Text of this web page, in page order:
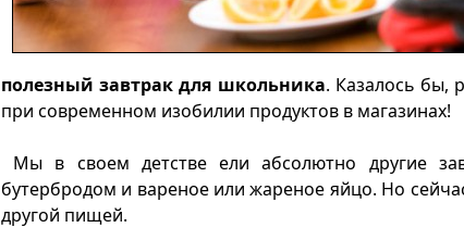
полезный завтрак для школьника. Казалось бы,
при современном изобилии продуктов в магазинах!
Мы в своем детстве ели абсолютно другие
бутербродом и вареное или жареное яйцо. Но
другой пищей.